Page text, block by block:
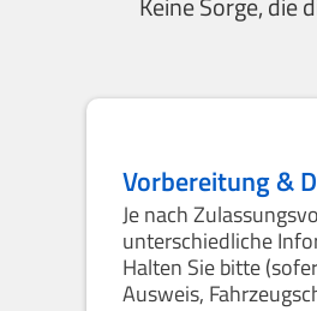
Vorbereitung &
Je nach
unterschiedliche
Halten Sie bitte
Ausweis,